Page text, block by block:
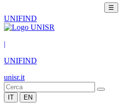
☰
UNIFIND
|
UNIFIND
unisr.it
IT EN